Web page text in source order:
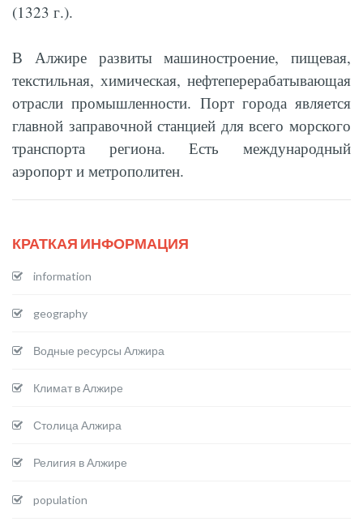
(1323 г.).
В Алжире развиты машиностроение, пищевая,
текстильная, химическая, нефтеперерабатывающая
отрасли промышленности. Порт города является
главной заправочной станцией для всего морского
транспорта региона. Есть международный
аэропорт и метрополитен.
КРАТКАЯ ИНФОРМАЦИЯ
information
geography
Водные ресурсы Алжира
Климат в Алжире
Столица Алжира
Религия в Алжире
population